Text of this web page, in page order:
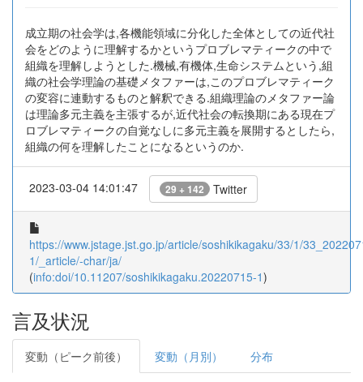
成立期の社会学は,各機能領域に分化した全体としての近代社
会をどのように理解するかというプロブレマティークの中で
組織を理解しようとした.機械,有機体,生命システムという,組
織の社会学理論の基礎メタファーは,このプロブレマティーク
の変容に連動するものと解釈できる.組織理論のメタファー論
は理論多元主義を主張するが,近代社会の転換期にある現在プ
ロブレマティークの自覚なしに多元主義を展開するとしたら,
組織の何を理解したことになるというのか.
2023-03-04 14:01:47 29 + 142 Twitter
https://www.jstage.jst.go.jp/article/soshikikagaku/33/1/
1/_article/-char/ja/
(info:doi/10.11207/soshikikagaku.20220715-1)
言及状況
変動（ピーク前後） 変動（月別） 分布